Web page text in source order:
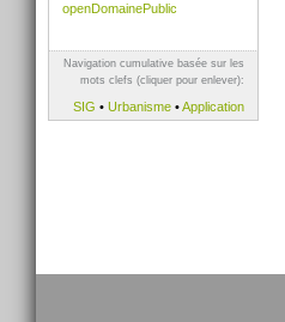
openDomainePublic
Navigation cumulative basée sur les
mots clefs (cliquer pour enlever):
SIG • Urbanisme•Application